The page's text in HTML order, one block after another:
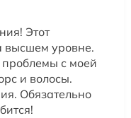
Этот
высшем уровне.
с моей
и волосы.
Обязательно